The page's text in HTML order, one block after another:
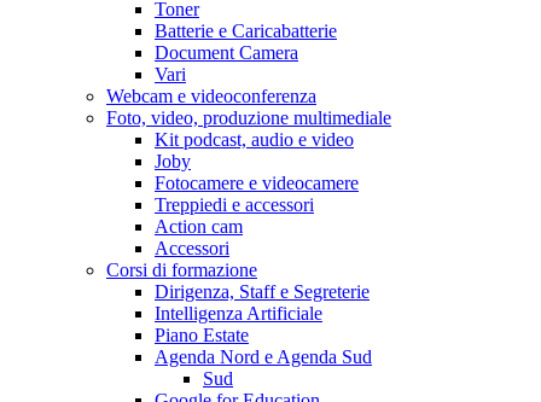
Toner
Batterie e Caricabatterie
Document Camera
Vari
Webcam e videoconferenza
Foto, video, produzione multimediale
Kit podcast, audio e video
Joby
Fotocamere e videocamere
Treppiedi e accessori
Action cam
Accessori
Corsi di formazione
Dirigenza, Staff e Segreterie
Intelligenza Artificiale
Piano Estate
Agenda Nord e Agenda Sud
Sud